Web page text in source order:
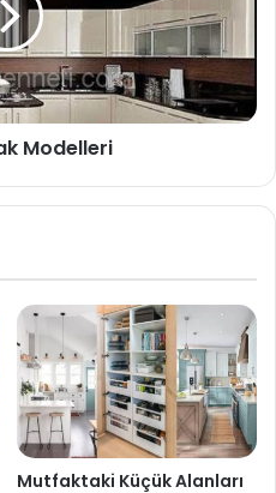
Modelleri
Mutfaktaki Küçük Alanları